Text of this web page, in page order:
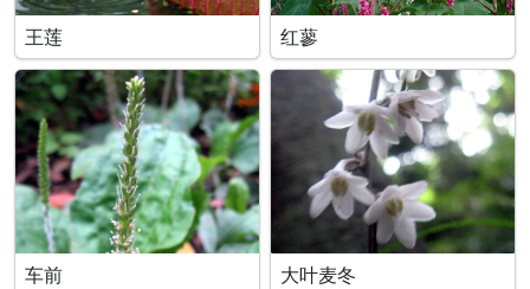
王莲 红蓼
车前 大叶麦冬